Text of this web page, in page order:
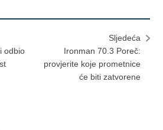
odbio
Sljedeća
Ironman 70.3 Poreč:
provjerite koje prometnice
će biti zatvorene